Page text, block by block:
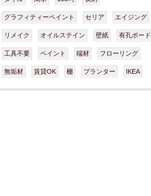
グラフィティーペイント セリア エイジング
リメイク オイルステイン 壁紙 有孔ボード
工具不要 ペイント 端材 フローリング
無垢材 賃貸OK 棚 プランター IKEA